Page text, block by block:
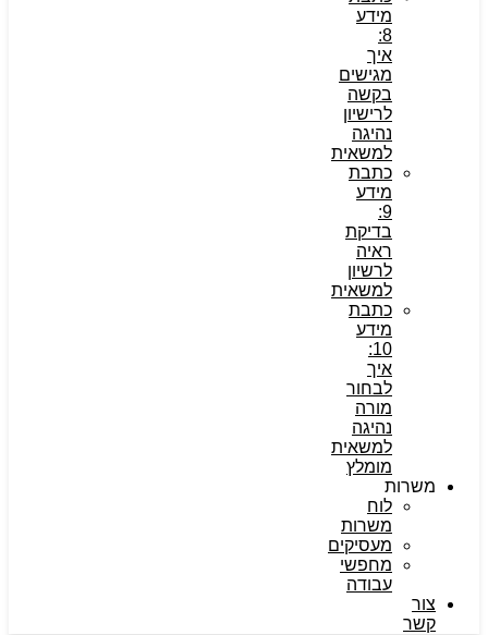
מידע
8:
איך
מגישים
בקשה
לרישיון
נהיגה
למשאית
כתבת
מידע
9:
בדיקת
ראיה
לרשיון
למשאית
כתבת
מידע
10:
איך
לבחור
מורה
נהיגה
למשאית
מומלץ
משרות
לוח
משרות
מעסיקים
מחפשי
עבודה
צור
קשר